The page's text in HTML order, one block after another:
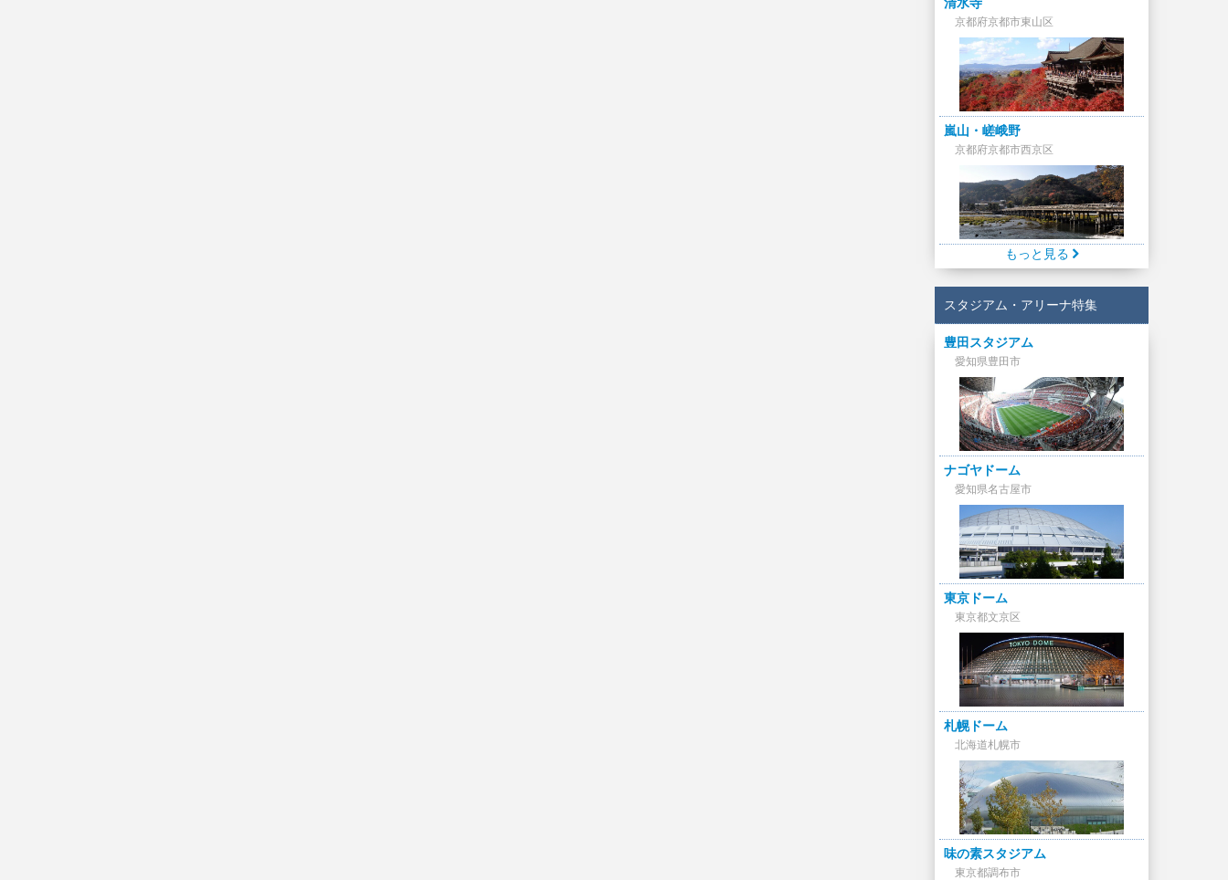
清水寺
京都府京都市東山区
嵐山・嵯峨野
京都府京都市西京区
もっと見る
スタジアム・アリーナ特集
豊田スタジアム
愛知県豊田市
ナゴヤドーム
愛知県名古屋市
東京ドーム
東京都文京区
札幌ドーム
北海道札幌市
味の素スタジアム
東京都調布市